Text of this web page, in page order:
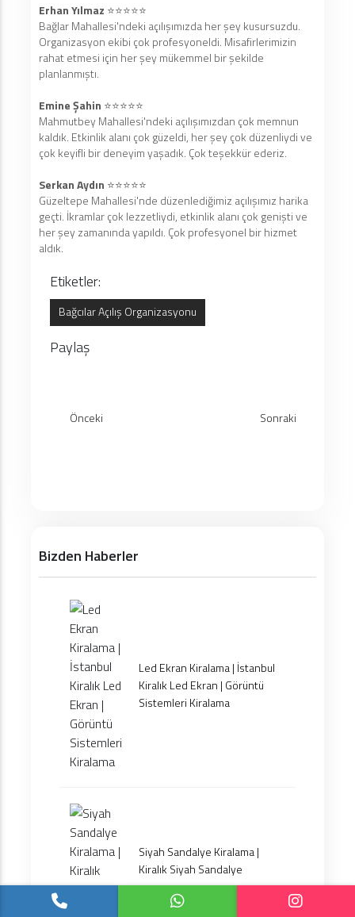
Erhan Yılmaz ⭐️⭐️⭐️⭐️⭐️
Bağlar Mahallesi'ndeki açılışımızda her şey kusursuzdu.
Organizasyon ekibi çok profesyoneldi. Misafirlerimizin
rahat etmesi için her şey mükemmel bir şekilde
planlanmıştı.
Emine Şahin ⭐️⭐️⭐️⭐️⭐️
Mahmutbey Mahallesi'ndeki açılışımızdan çok memnun
kaldık. Etkinlik alanı çok güzeldi, her şey çok düzenliydi ve
çok keyifli bir deneyim yaşadık. Çok teşekkür ederiz.
Serkan Aydın ⭐️⭐️⭐️⭐️⭐️
Güzeltepe Mahallesi'nde düzenlediğimiz açılışımız harika
geçti. İkramlar çok lezzetliydi, etkinlik alanı çok genişti ve
her şey zamanında yapıldı. Çok profesyonel bir hizmet
aldık.
Etiketler:
Bağcılar Açılış Organizasyonu
Paylaş
Önceki Sonraki
Bizden Haberler
Led Ekran Kiralama | İstanbul
Kiralık Led Ekran | Görüntü
Sistemleri Kiralama
Siyah Sandalye Kiralama |
Kiralık Siyah Sandalye